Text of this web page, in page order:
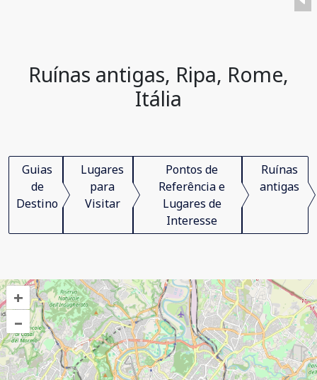
Ruínas antigas, Ripa, Rome,
Itália
Guias
de
Destino
Lugares
para
Visitar
Pontos de
Referência e
Lugares de
Interesse
Ruínas
antigas
+
–